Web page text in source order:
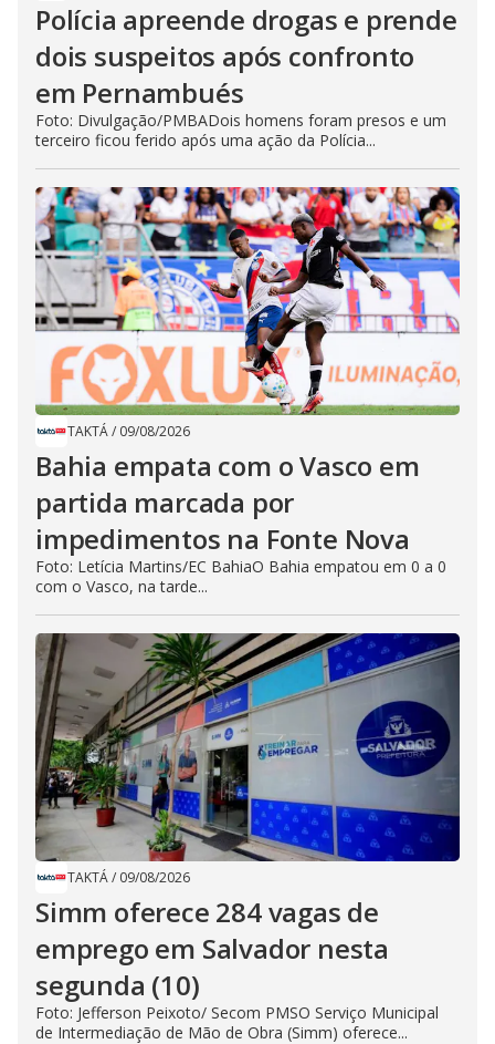
Polícia apreende drogas e prende
dois suspeitos após confronto
em Pernambués
Foto: Divulgação/PMBADois homens foram presos e um
terceiro ficou ferido após uma ação da Polícia...
TAKTÁ/ 09/08/2026
Bahia empata com o Vasco em
partida marcada por
impedimentos na Fonte Nova
Foto: Letícia Martins/EC BahiaO Bahia empatou em 0 a 0
com o Vasco, na tarde...
TAKTÁ/ 09/08/2026
Simm oferece 284 vagas de
emprego em Salvador nesta
segunda (10)
Foto: Jefferson Peixoto/ Secom PMSO Serviço Municipal
de Intermediação de Mão de Obra (Simm) oferece...